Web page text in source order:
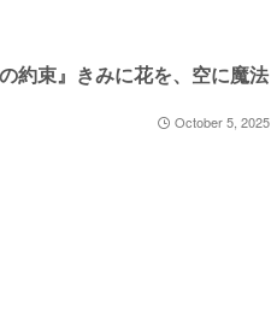
約束』きみに花を、空に魔法
October 5, 2025